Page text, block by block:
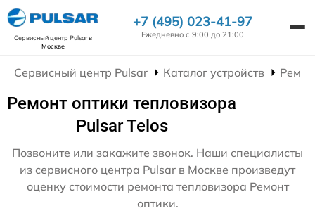
Сервисный центр Pulsarв
Москве
+7 (495) 023-41-97
Ежедневно с 9:00 до 21:00
Сервисный центр Pulsar Каталог устройств
Ремонт оптики тепловизора
Pulsar Telos
Позвоните или закажите звонок. Наши специалисты
из сервисного центра Pulsar в Москве произведут
оценку стоимости ремонта тепловизора Ремонт
оптики.